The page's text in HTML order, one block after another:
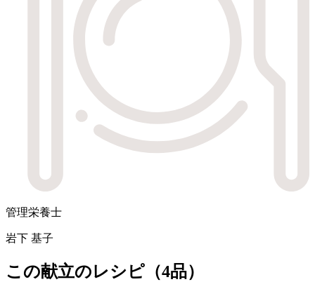
管理栄養士
岩下 基子
この献立のレシピ（4品）